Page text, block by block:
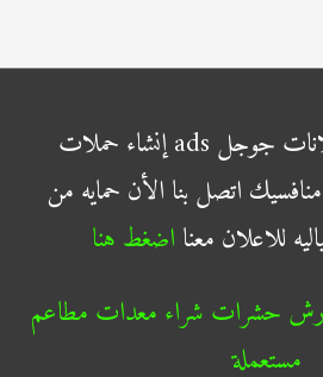
شركة الناجي للإعلانات جوجل ads إنشاء حملات
اتصل بنا الأن حمايه من
للاعلان معنا اضغط هنا
حشرات شراء معدات مطاعم
مستعملة